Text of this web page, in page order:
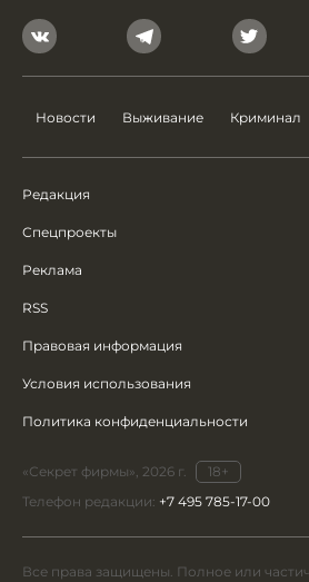
Новости Выживание Криминал
Редакция
Спецпроекты
Реклама
RSS
Правовая информация
Условия использования
Политика конфиденциальности
«Секрет фирмы», 2026 г.
18+
Телефон редакции: +7 495 785-17-00
Все права защищены. Полное или